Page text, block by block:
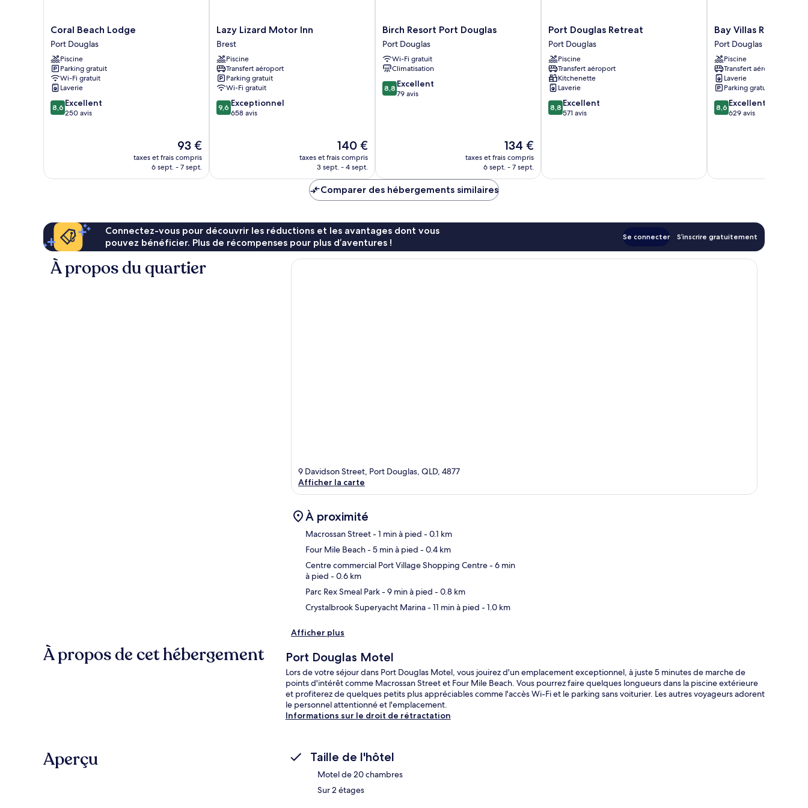
Coral
Beach
Lodge
Port
Douglas
Coral Beach Lodge
Port Douglas
Piscine
Parking gratuit
Wi-Fi gratuit
Laverie
8.6
sur
8,6 Excellent
250 avis
Le
nouveau
prix
93 €
taxes et frais compris
6 sept. - 7 sept.
Lazy
Lizard
Motor
Inn
Brest
Lazy Lizard Motor Inn
Brest
Piscine
Transfert aéroport
Parking gratuit
Wi-Fi gratuit
9.6
sur
9,6 Exceptionnel
658 avis
Le
nouveau
prix
de
140 €
140 €
taxes et frais compris
3 sept. - 4 sept.
Birch
Resort
Port
Douglas
Port
Douglas
Birch Resort Port Douglas
Port Douglas
Wi-Fi gratuit
Climatisation
8.8
sur
8,8 Excellent
79 avis
Le
nouveau
prix
134 €
taxes et frais compris
6 sept. - 7 sept.
Port
Douglas
Retreat
Port
Douglas
Port Douglas Retreat
Port Douglas
Piscine
Transfert aéroport
Kitchenette
Laverie
8.8
sur
8,8 Excellent
571 avis
Bay
Villas
Resort
Port
Douglas
Bay Villas Resort
Port Douglas
Piscine
Transfert aéroport
Laverie
Parking gratuit
8.6
sur
8,6 Excellent
629 avis
Comparer des hébergements similaires
Connectez-vous pour découvrir les réductions et les avantages dont vous
pouvez bénéficier. Plus de récompenses pour plus d’aventures !
Se connecter S’inscrire gratuitement
À propos du quartier
9 Davidson Street, Port Douglas, QLD, 4877
Afficher la carte
À proximité
Macrossan Street- 1 min à pied - 0.1 km
Four Mile Beach- 5 min à pied - 0.4 km
Centre commercial Port Village Shopping Centre- 6 min
à pied - 0.6 km
Parc Rex Smeal Park- 9 min à pied - 0.8 km
Crystalbrook Superyacht Marina- 11 min à pied - 1.0 km
Afficher plus
À propos de cet hébergement Port Douglas Motel
Lors de votre séjour dans Port Douglas Motel, vous jouirez d'un emplacement exceptionnel, à juste 5 minutes de marche de
points d'intérêt comme Macrossan Street et Four Mile Beach. Vous pourrez faire quelques longueurs dans la piscine extérieure
et profiterez de quelques petits plus appréciables comme l'accès Wi-Fi et le parking sans voiturier. Les autres voyageurs adorent
le personnel attentionné et l'emplacement.
Informations sur le droit de rétractation
Aperçu Taille de l'hôtel
Motel de 20 chambres
Sur 2 étages